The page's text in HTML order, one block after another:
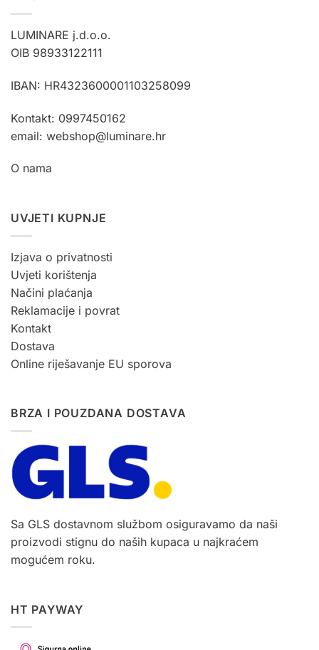
LUMINARE j.d.o.o.
OIB 98933122111
IBAN: HR4323600001103258099
Kontakt: 0997450162
email: webshop@luminare.hr
O nama
UVJETI KUPNJE
Izjava o privatnosti
Uvjeti korištenja
Načini plaćanja
Reklamacije i povrat
Kontakt
Dostava
Online riješavanje EU sporova
BRZA I POUZDANA DOSTAVA
Sa GLS dostavnom službom osiguravamo da naši
proizvodi stignu do naših kupaca u najkraćem
mogućem roku.
HT PAYWAY